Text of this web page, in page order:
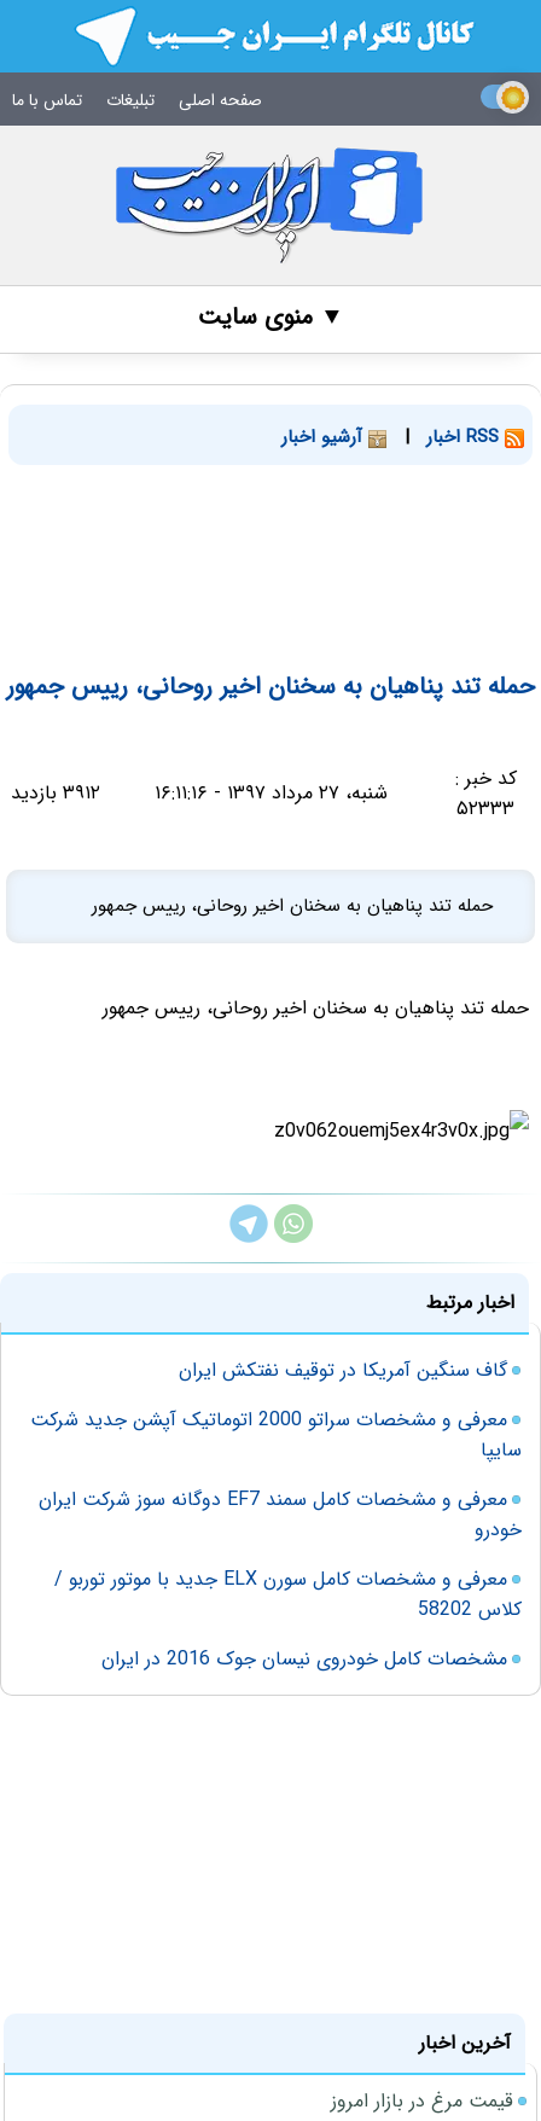
صفحه اصلی تبلیغات تماس با ما
▼ منوی سایت
| آرشیو اخبار
حمله تند پناهیان به سخنان اخیر روحانی، رییس جمهور
کد خبر :
۵۲۳۳۳
شنبه، ۲۷ مرداد ۱۳۹۷ - ۱۶:۱۱:۱۶ ۳۹۱۲ بازدید
حمله تند پناهیان به سخنان اخیر روحانی، رییس جمهور
حمله تند پناهیان به سخنان اخیر روحانی، رییس جمهور
اخبار مرتبط
گاف سنگین آمریکا در توقیف نفتکش ایران
معرفی و مشخصات سراتو 2000 اتوماتیک آپشن جدید شرکت
سایپا
معرفی و مشخصات کامل سمند EF7 دوگانه سوز شرکت ایران
خودرو
معرفی و مشخصات کامل سورن ELX جدید با موتور توربو /
کلاس 58202
مشخصات کامل خودروی نیسان جوک 2016 در ایران
آخرین اخبار
قیمت مرغ در بازار امروز